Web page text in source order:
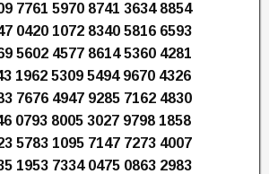
7761 5970 8741 3634 8854
0420 1072 8340 5816 6593
5602 4577 8614 5360 4281
1962 5309 5494 9670 4326
7676 4947 9285 7162 4830
0793 8005 3027 9798 1858
5783 1095 7147 7273 4007
1953 7334 0475 0863 2983